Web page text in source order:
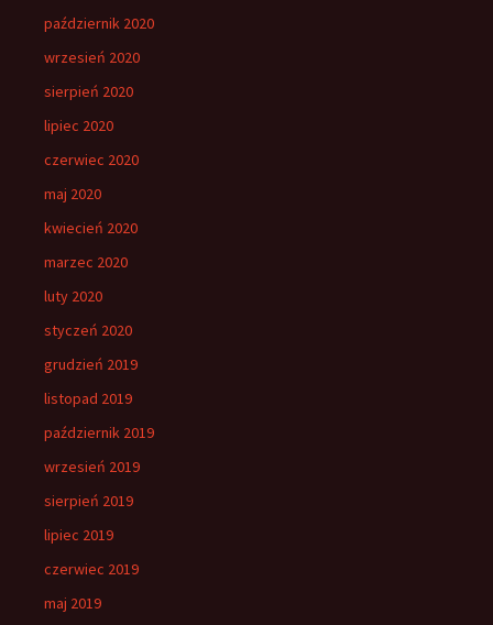
październik 2020
wrzesień 2020
sierpień 2020
lipiec 2020
czerwiec 2020
maj 2020
kwiecień 2020
marzec 2020
luty 2020
styczeń 2020
grudzień 2019
listopad 2019
październik 2019
wrzesień 2019
sierpień 2019
lipiec 2019
czerwiec 2019
maj 2019